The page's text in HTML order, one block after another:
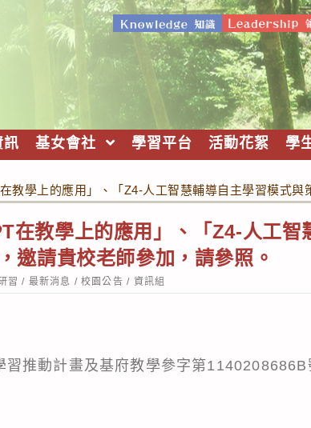
訊 基女會社 學習平台 活動花絮 學
教學上的應用」、「Z4-人工智慧輔導自主學習模式與
在教學上的應用」、「Z4-人工智
邀請貴校老師參加，請參照。
習 / 最新消息 / 校園公告 / 資訊組
推動計畫及基府教學參字第1140208686B